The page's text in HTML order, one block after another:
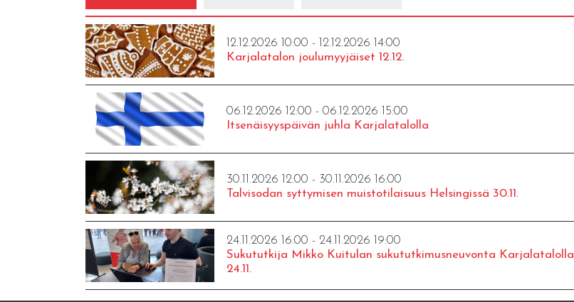
12.12.2026 10:00 - 12.12.2026 14:00
Karjalatalon joulumyyjäiset 12.12.
06.12.2026 12:00 - 06.12.2026 15:00
Itsenäisyyspäivän juhla Karjalatalolla
30.11.2026 12:00 - 30.11.2026 16:00
Talvisodan syttymisen muistotilaisuus Helsingissä 30.11.
24.11.2026 16:00 - 24.11.2026 19:00
Sukututkija Mikko Kuitulan sukututkimusneuvonta Karjalatalolla
24.11.